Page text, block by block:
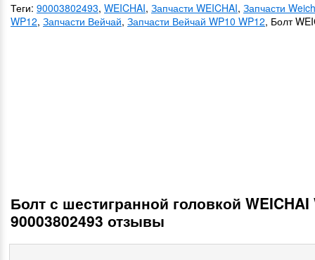
Теги: 90003802493, WEICHAI, Запчасти WEICHAI, Запчасти
WP12, Запчасти Вейчай, Запчасти Вейчай WP10 WP12, Болт
Болт с шестигранной головкой WEICHAI
90003802493 отзывы